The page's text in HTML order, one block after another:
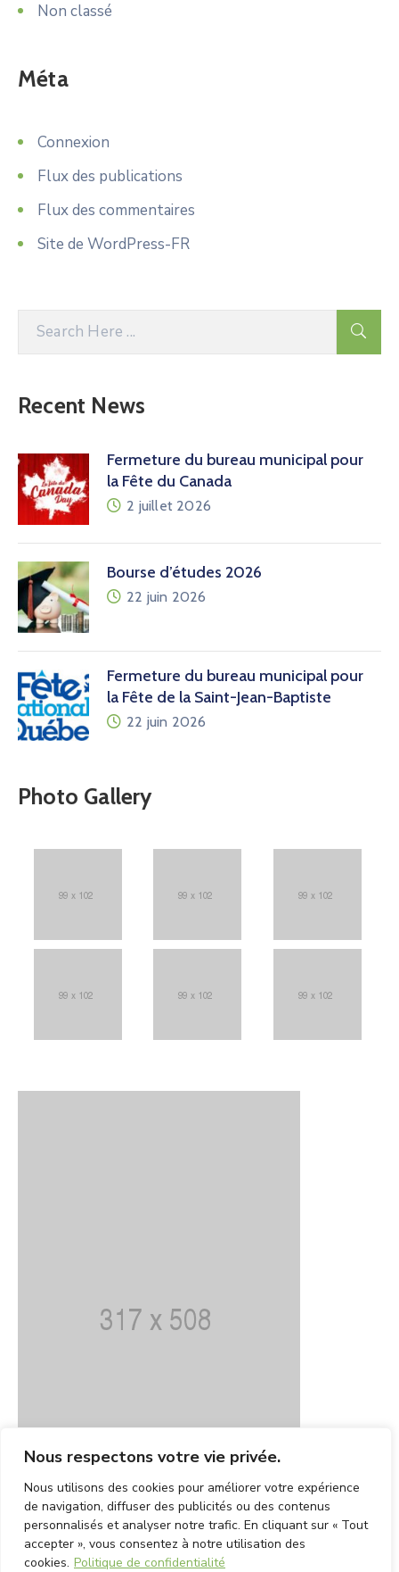
Nous respectons votre vie privée.
Nous utilisons des cookies pour améliorer votre expérience
de navigation, diffuser des publicités ou des contenus
personnalisés et analyser notre trafic. En cliquant sur « Tout
accepter », vous consentez à notre utilisation des
cookies. Politique de confidentialité
Non classé
Méta
Connexion
Flux des publications
Flux des commentaires
Site de WordPress-FR
Recent News
Fermeture du bureau municipal pour
la Fête du Canada
2 juillet 2026
Bourse d’études 2026
22 juin 2026
Fermeture du bureau municipal pour
la Fête de la Saint-Jean-Baptiste
22 juin 2026
Photo Gallery